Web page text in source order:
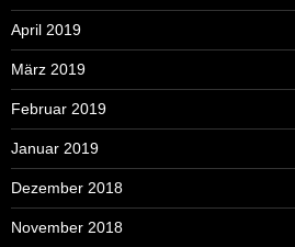
April 2019
März 2019
Februar 2019
Januar 2019
Dezember 2018
November 2018